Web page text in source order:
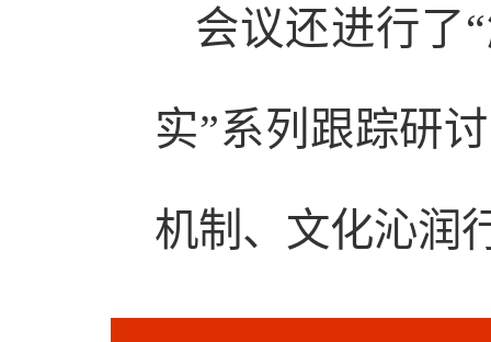
会议还进行了
实”系列跟踪研
机制、文化沁润